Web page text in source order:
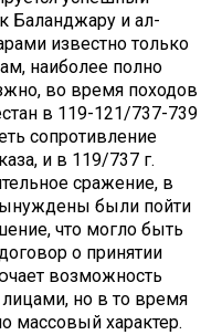
Баланджару и ал-
известно только
наиболее полно
во время походов
в 119-121/737-739
сопротивление
и в 119/737 г.
сражение, в
были пойти
что могло быть
о принятии
возможность
но в то время
массовый характер.